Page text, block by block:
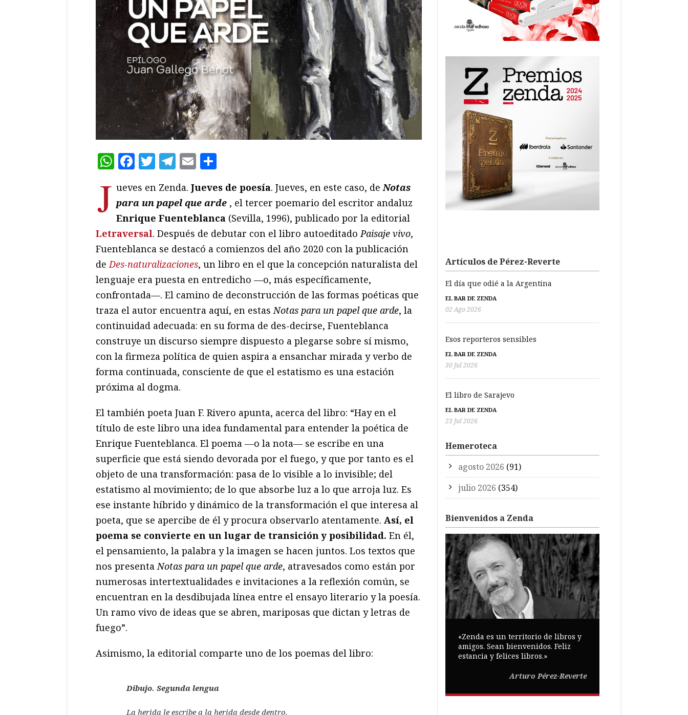
WhatsApp
Facebook
Twitter
Telegram
Email
J ueves en Zenda. Jueves de poesía. Jueves, en este caso, deNotas
para un papel que arde , el tercer poemario del escritor andaluz
Enrique Fuenteblanca (Sevilla, 1996), publicado por la editorial
Letraversal. Después de debutar con el libro autoeditadoPaisaje vivo,
Fuenteblanca se destacó a comienzos del año 2020 con la publicación
deDes-naturalizaciones, un libro en el que la concepción naturalista del
lenguaje era puesta en entredicho —o, más específicamente,
confrontada—. El camino de deconstrucción de las formas poéticas que
traza el autor encuentra aquí, en estasNotas para un papel que arde, la
continuidad adecuada: en su forma de des-decirse, Fuenteblanca
construye un discurso siempre dispuesto a plegarse sobre sí mismo,
con la firmeza política de quien aspira a ensanchar mirada y verbo de
forma continuada, consciente de que el estatismo es una estación
próxima al dogma.
El también poeta Juan F. Rivero apunta, acerca del libro: “Hay en el
título de este libro una idea fundamental para entender la poética de
Enrique Fuenteblanca. El poema ―o la nota― se escribe en una
superficie que está siendo devorada por el fuego, y que por tanto es el
objeto de una transformación: pasa de lo visible a lo invisible; del
estatismo al movimiento; de lo que absorbe luz a lo que arroja luz. Es
ese instante híbrido y dinámico de la transformación el que interesa al
poeta, que se apercibe de él y procura observarlo atentamente. Así, el
poema se convierte en un lugar de transición y posibilidad. En él,
el pensamiento, la palabra y la imagen se hacen juntos. Los textos que
nos presentaNotas para un papel que arde, atravesados como están por
numerosas intertextualidades e invitaciones a la reflexión común, se
encuentran en la desdibujada línea entre el ensayo literario y la poesía.
Un ramo vivo de ideas que se abren, mariposas que dictan y letras de
fuego”.
Asimismo, la editorial comparte uno de los poemas del libro:
Dibujo. Segunda lengua
La herida le escribe a la herida desde dentro.
Artículos de Pérez-Reverte
El día que odié a la Argentina
EL BAR DE ZENDA
02 Ago 2026
Esos reporteros sensibles
EL BAR DE ZENDA
30 Jul 2026
El libro de Sarajevo
EL BAR DE ZENDA
23 Jul 2026
Hemeroteca
agosto 2026 (91)
julio 2026 (354)
Bienvenidos a Zenda
«Zenda es un territorio de libros y
amigos. Sean bienvenidos. Feliz
estancia y felices libros.»
Arturo Pérez-Reverte